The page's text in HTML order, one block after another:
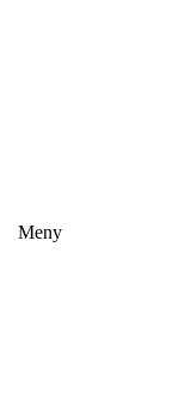
Meny